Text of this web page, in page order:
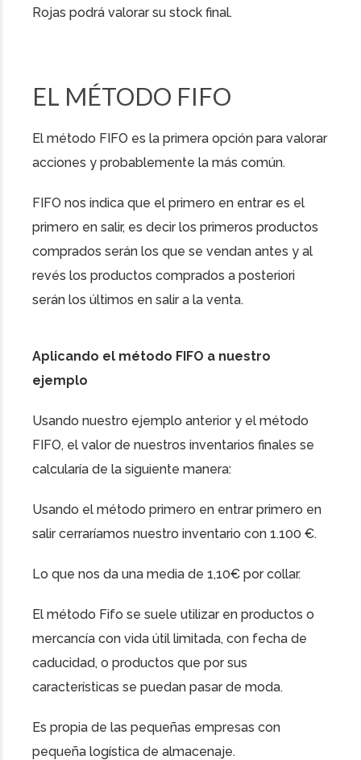
Rojas podrá valorar su stock final.
EL MÉTODO FIFO
El método FIFO es la primera opción para valorar
acciones y probablemente la más común.
FIFO nos indica que el primero en entrar es el
primero en salir, es decir los primeros productos
comprados serán los que se vendan antes y al
revés los productos comprados a posteriori
serán los últimos en salir a la venta.
Aplicando el método FIFO a nuestro
ejemplo
Usando nuestro ejemplo anterior y el método
FIFO, el valor de nuestros inventarios finales se
calcularía de la siguiente manera:
Usando el método primero en entrar primero en
salir cerraríamos nuestro inventario con 1.100 €.
Lo que nos da una media de 1,10€ por collar.
El método Fifo se suele utilizar en productos o
mercancía con vida útil limitada, con fecha de
caducidad, o productos que por sus
características se puedan pasar de moda.
Es propia de las pequeñas empresas con
pequeña logística de almacenaje.